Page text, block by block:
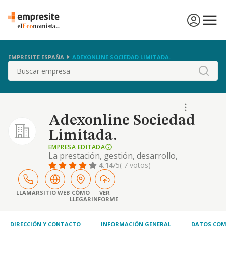
EMPRESITE ESPAÑA ADEXONLINE SOCIEDAD LIMITADA.
Buscar
Adexonline Sociedad
Limitada.
EMPRESA EDITADA
La prestación, gestión, desarrollo,
implantación, explotación y comercialización
de toda clase de servicios de informática,
ofimática y tecnologías de la información,
por cualquiera de las formas admitidas en
4.14/5( 7 votos)
LLAMARSITIO WEB CÓMO
LLEGAR
VER
INFORME
DIRECCIÓN Y CONTACTO INFORMACIÓN GENERAL DATOS